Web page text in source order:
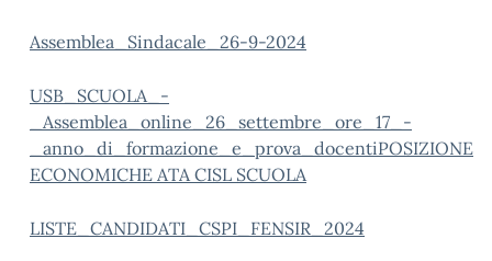
Assemblea_Sindacale_26-9-2024
USB_SCUOLA_-
_Assemblea_online_26_settembre_ore_17_-
_anno_di_formazione_e_prova_docentiPOSIZIONE
ECONOMICHE ATA CISL SCUOLA
LISTE_CANDIDATI_CSPI_FENSIR_2024